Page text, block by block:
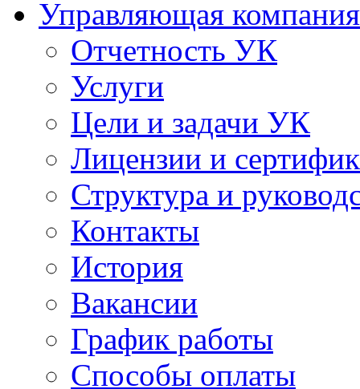
Управляющая компания
Отчетность УК
Услуги
Цели и задачи УК
Лицензии и
Структура и
Контакты
История
Вакансии
График работы
Способы оплаты